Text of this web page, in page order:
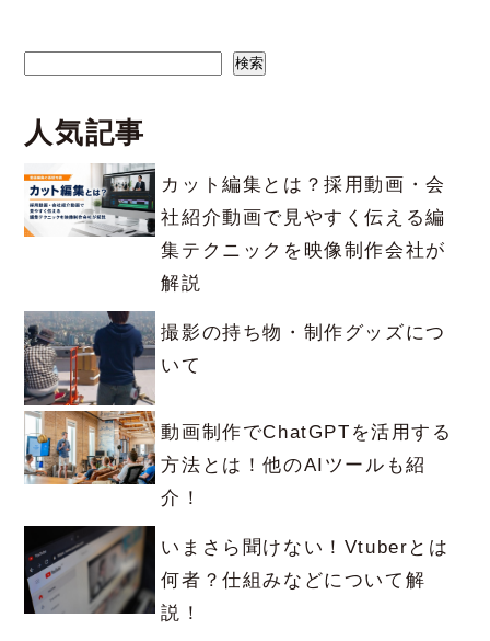
検索
人気記事
カット編集とは？採用動画・会
社紹介動画で見やすく伝える編
集テクニックを映像制作会社が
解説
撮影の持ち物・制作グッズにつ
いて
動画制作でChatGPTを活用する
方法とは！他のAIツールも紹
介！
いまさら聞けない！Vtuberとは
何者？仕組みなどについて解
説！